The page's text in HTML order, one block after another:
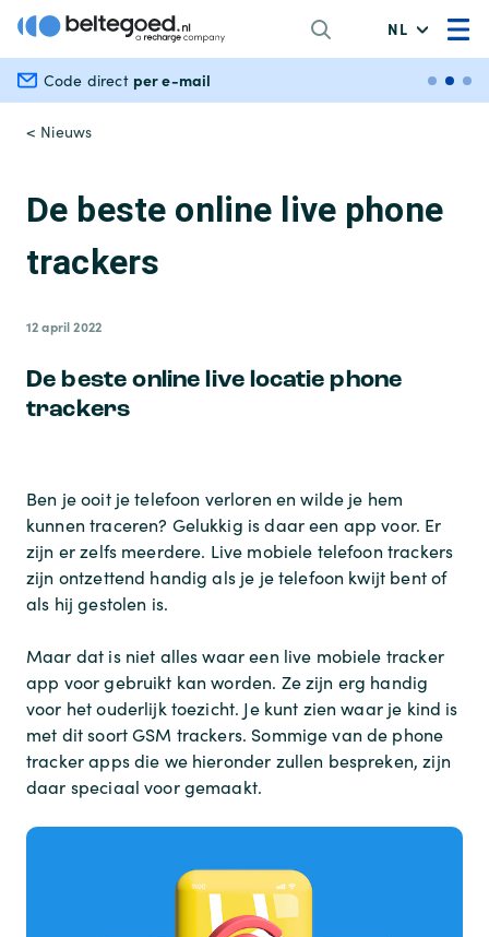
NL
Code direct per e-mail
< Nieuws
De beste online live phone
trackers
12 april 2022
De beste online live locatie phone
trackers
Ben je ooit je telefoon verloren en wilde je hem
kunnen traceren? Gelukkig is daar een app voor. Er
zijn er zelfs meerdere. Live mobiele telefoon trackers
zijn ontzettend handig als je je telefoon kwijt bent of
als hij gestolen is.
Maar dat is niet alles waar een live mobiele tracker
app voor gebruikt kan worden. Ze zijn erg handig
voor het ouderlijk toezicht. Je kunt zien waar je kind is
met dit soort GSM trackers. Sommige van de phone
tracker apps die we hieronder zullen bespreken, zijn
daar speciaal voor gemaakt.